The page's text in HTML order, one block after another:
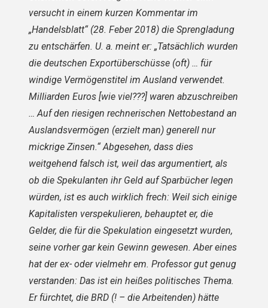
versucht in einem kurzen Kommentar im
„Handelsblatt“ (28. Feber 2018) die Sprengladung
zu entschärfen. U. a. meint er: „Tatsächlich wurden
die deutschen Exportüberschüsse (oft) … für
windige Vermögenstitel im Ausland verwendet.
Milliarden Euros [wie viel???] waren abzuschreiben
… Auf den riesigen rechnerischen Nettobestand an
Auslandsvermögen (erzielt man) generell nur
mickrige Zinsen.“ Abgesehen, dass dies
weitgehend falsch ist, weil das argumentiert, als
ob die Spekulanten ihr Geld auf Sparbücher legen
würden, ist es auch wirklich frech: Weil sich einige
Kapitalisten verspekulieren, behauptet er, die
Gelder, die für die Spekulation eingesetzt wurden,
seine vorher gar kein Gewinn gewesen. Aber eines
hat der ex- oder vielmehr em. Professor gut genug
verstanden: Das ist ein heißes politisches Thema.
Er fürchtet, die BRD (! – die Arbeitenden) hätte